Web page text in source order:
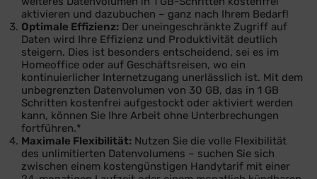
aktivieren und dazubuchen – ganz nach Ihrem Bedarf!
Optimale Effizienz: Der uneingeschränkte Zugriff auf
Daten wird Ihre Effizienz und Produktivität deutlich
steigern. Dies ist besonders entscheidend, sei es im
Homeoffice oder auf Geschäftsreisen, wo ein
kontinuierlicher Internetzugang unerlässlich ist. Mit dem
unbegrenzten Datenvolumen von 30 GB, das in 1 GB
Schritten kostenfrei aufgestockt oder aktiviert werden
kann, können Sie Ihre Arbeit ohne Unterbrechungen
fortführen.*
Maximale Flexibilität: Nutzen Sie die volle Flexibilität
des unlimitierten Datenvolumens – suchen Sie sich
zwischen einem kostengünstigen Handytarif mit einer